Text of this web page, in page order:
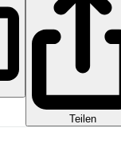
Teilen